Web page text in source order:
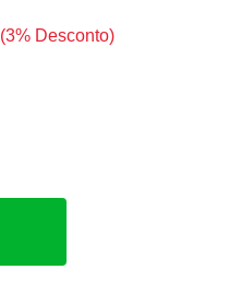
(3% Desconto)